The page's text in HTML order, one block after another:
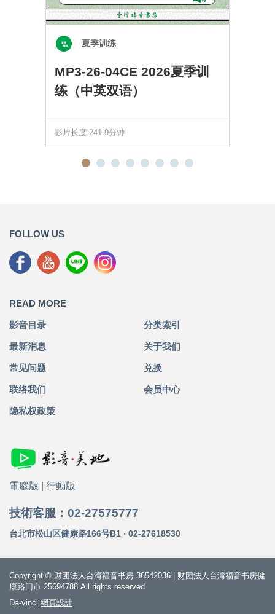
夏季训练
MP3-26-04CE 2026夏季训
练（中英双语）
影片长度 241.9分钟
FOLLOW US
READ MORE
影音目录 分类索引
最新消息 关于我们
常见问题 兑换
联络我们 会员中心
隐私权政策
電腦版 行動版
技術客服：02-27575777
台北市松山区健康路166号B1 ‧ 02-27618530
Copyright © 财团法人台湾福音书房 36542036 | 财团法人台湾福音书房健
康路门市 25694788 All rights reserved.
Da-vinci 網頁設計